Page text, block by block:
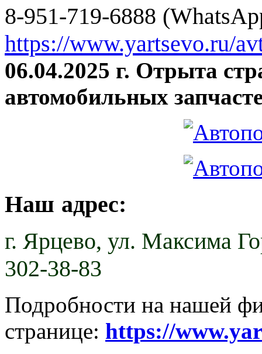
8-951-719-6888
https://www.yartsevo.ru/
06.04.2025 г. Отрыта
автомобильных
Наш адрес:
г. Ярцево, ул. Максима
302-38-83
Подробности на нашей
странице: https://